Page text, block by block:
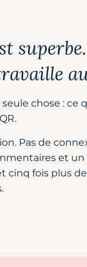
superbe.
chose : ce
Pas de
et
cinq fois plus